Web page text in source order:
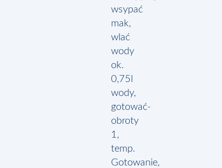
wsypać
mak,
wlać
wody
ok.
0,75l
wody,
gotować-
obroty
1,
temp.
Gotowanie,